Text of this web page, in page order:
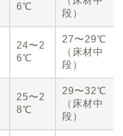
6℃
段）
24〜2
6℃
27〜29℃
（床材中
段）
25〜2
8℃
29〜32℃
（床材中
段）